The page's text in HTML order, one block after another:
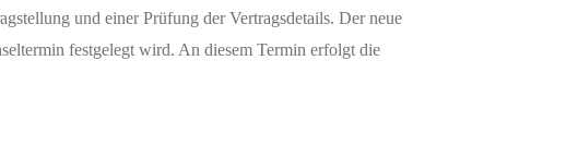
und einer Prüfung der Vertragsdetails. Der neue
festgelegt wird. An diesem Termin erfolgt die